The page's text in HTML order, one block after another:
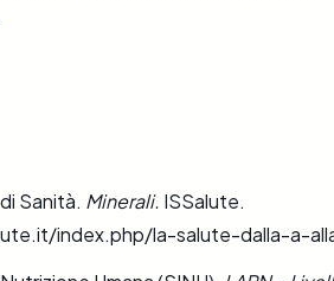
Sanità. Minerali. ISSalute.
index.php/la-salute-dalla-a-